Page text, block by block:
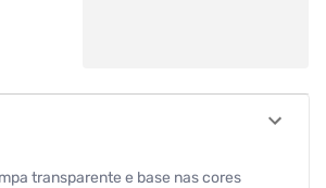
transparente e base nas cores